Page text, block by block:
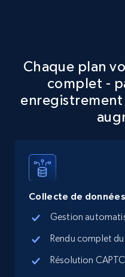
5.6K+
URL, Title, Available,
price, Final price,
5.4K+ 668+
TikTok Shop -
Chaque plan
complet -
enregistrement
Collecte de données
Gestion
Rendu complet
Résolution